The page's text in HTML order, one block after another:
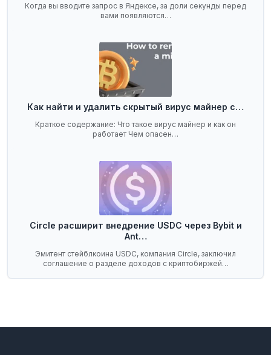
Когда вы вводите запрос в Яндексе, за доли секунды перед
вами появляются…
Как найти и удалить скрытый вирус майнер с…
Краткое содержание: Что такое вирус майнер и как он
работает Чем опасен…
Circle расширит внедрение USDC через Bybit и
Ant…
Эмитент стейблкоина USDC, компания Circle, заключил
соглашение о разделе доходов с криптобиржей…